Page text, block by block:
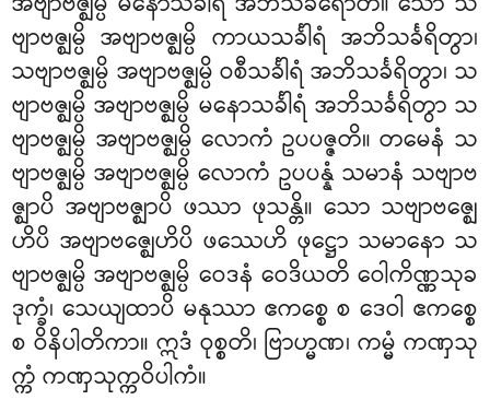
ဗျာဗဇ္ဈမ္ပိ အဗျာဗဇ္ဈမ္ပိ ကာယသင်္ခါရံ အဘိသင်္ခရိတွာ၊
သဗျာဗဇ္ဈမ္ပိ အဗျာဗဇ္ဈမ္ပိ ဝစီသင်္ခါရံ အဘိသင်္ခရိတွာ၊ သ
ဗျာဗဇ္ဈမ္ပိ အဗျာဗဇ္ဈမ္ပိ မနောသင်္ခါရံ အဘိသင်္ခရိတွာ သ
ဗျာဗဇ္ဈမ္ပိ အဗျာဗဇ္ဈမ္ပိ လောကံဥပပဇ္ဇတိ။ တမေနံ သ
ဗျာဗဇ္ဈမ္ပိ အဗျာဗဇ္ဈမ္ပိ လောကံ ဥပပန္နံ သမာနံ သဗျာဗ
ဇ္ဈာပိ အဗျာဗဇ္ဈာပိ ဖဿာ ဖုသန္တိ။ သော သဗျာဗဇ္ဈေ
ဟိပိ အဗျာဗဇ္ဈေဟိပိ ဖဿေဟိ ဖုဋ္ဌော သမာနော သ
ဗျာဗဇ္ဈမ္ပိ အဗျာဗဇ္ဈမ္ပိ ဝေဒနံ ဝေဒိယတိ ဝေါကိဏ္ဏသုခ
ဒုက္ခံ၊ သေယျထာပိ မနုဿာ ဧကစ္စေ စ ဒေဝါ ဧကစ္စေ
စ ဝိနိပါတိကာ။ ဣဒံ ဝုစ္စတိ၊ ဗြာဟ္မဏ၊ ကမ္မံ ကဏှသု
က္ကံ ကဏှသုက္ကဝိပါကံ။